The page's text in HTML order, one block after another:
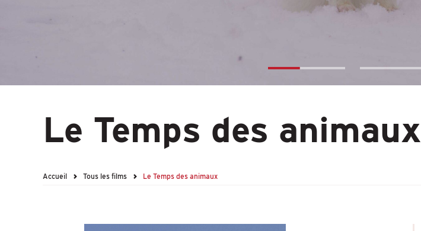
Le Temps des animaux
Accueil Tous les films Le Temps des animaux